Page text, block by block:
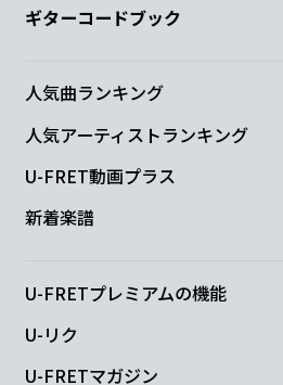
ギターコードブック
人気曲ランキング
人気アーティストランキング
U-FRET動画プラス
新着楽譜
U-FRETプレミアムの機能
U-リク
U-FRETマガジン